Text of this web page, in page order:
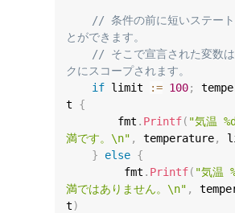
// 条件の前に短いステート
とができます。
// そこで宣言された変数
クにスコープされます。
if limit := 100;
t {
        fmt
. Printf( "気温
満です。\n" , temperature,
}
else {
         fmt
. Printf( "気温
満ではありません。\n" ,
t)